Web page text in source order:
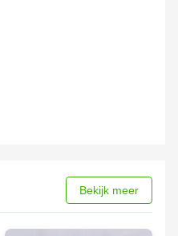
Bekijk meer